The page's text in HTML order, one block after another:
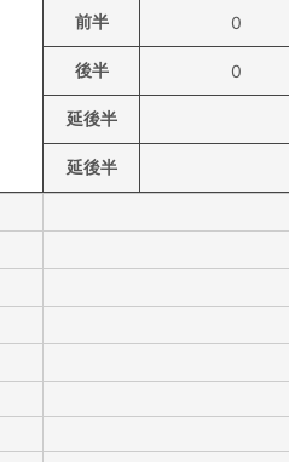
前半 0
後半 0
延後半
延後半